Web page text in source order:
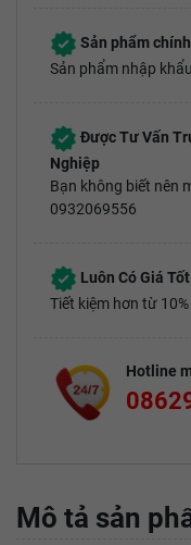
Sản phẩm
Sản phẩm nhập
Được Tư Vấn
Nghiệp
Bạn không biết nên
0932069556
Luôn Có Giá
Tiết kiệm hơn từ 10%
Hotline
Mô tả sản